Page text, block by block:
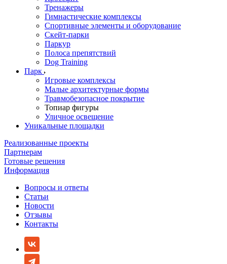
Тренажеры
Гимнастические комплексы
Спортивные элементы и оборудование
Скейт-парки
Паркур
Полоса препятствий
Dog Training
Парк
Игровые комплексы
Малые архитектурные формы
Травмобезопасное покрытие
Топиар фигуры
Уличное освещение
Уникальные площадки
Реализованные проекты
Партнерам
Готовые решения
Информация
Вопросы и ответы
Статьи
Новости
Отзывы
Контакты